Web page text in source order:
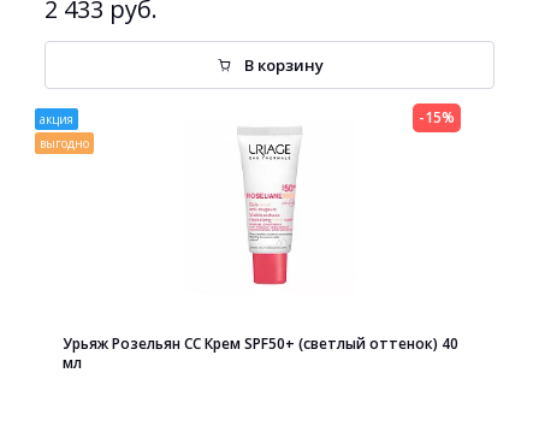
2 433 руб.
В корзину
акция
выгодно
Урьяж Розельян СС Крем SPF50+ (светлый оттенок) 40
мл
-15%